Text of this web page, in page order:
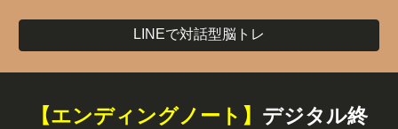
LINEで対話型脳トレ
【エンディングノート】 デジタル終